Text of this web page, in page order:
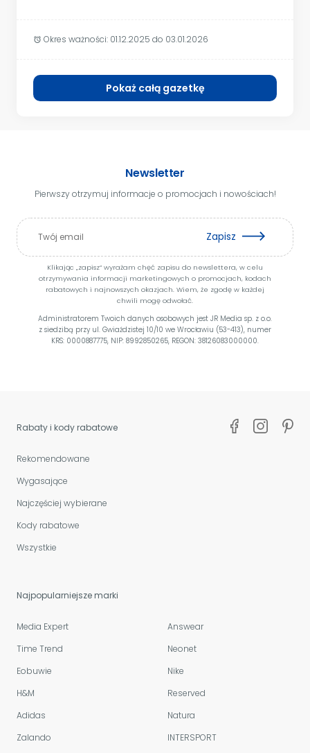
alarm Okres ważności: 01.12.2025 do 03.01.2026
Pokaż całą gazetkę
Newsletter
Pierwszy otrzymuj informacje o promocjach i nowościach!
Zapisz
Klikając „zapisz” wyrażam chęć zapisu do newslettera, w celu
otrzymywania informacji marketingowych o promocjach, kodach
rabatowych i najnowszych okazjach. Wiem, że zgodę w każdej
chwili mogę odwołać.
Administratorem Twoich danych osobowych jest JR Media sp. z o.o.
z siedzibą przy ul. Gwiaździstej 10/10 we Wrocławiu (53-413), numer
KRS: 0000887775, NIP: 8992850265, REGON: 38126083000000.
Rabaty i kody rabatowe
Rekomendowane
Wygasające
Najczęściej wybierane
Kody rabatowe
Wszystkie
Najpopularniejsze marki
Media Expert
Time Trend
Eobuwie
H&M
Adidas
Zalando
Answear
Neonet
Nike
Reserved
Natura
INTERSPORT